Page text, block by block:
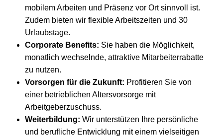
mobilem Arbeiten und Präsenz vor Ort sinnvoll ist.
Zudem bieten wir flexible Arbeitszeiten und 30
Urlaubstage.
Corporate Benefits: Sie haben die Möglichkeit,
monatlich wechselnde, attraktive Mitarbeiterrabatte
zu nutzen.
Vorsorgen für die Zukunft: Profitieren Sie von
einer betrieblichen Altersvorsorge mit
Arbeitgeberzuschuss.
Weiterbildung: Wir unterstützen Ihre persönliche
und berufliche Entwicklung mit einem vielseitigen